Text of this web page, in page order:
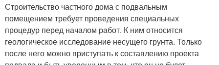
Строительство частного дома с подвальным
помещением требует проведения специальных
процедур перед началом работ. К ним относится
геологическое исследование несущего грунта. Только
после него можно приступать к составлению проекта